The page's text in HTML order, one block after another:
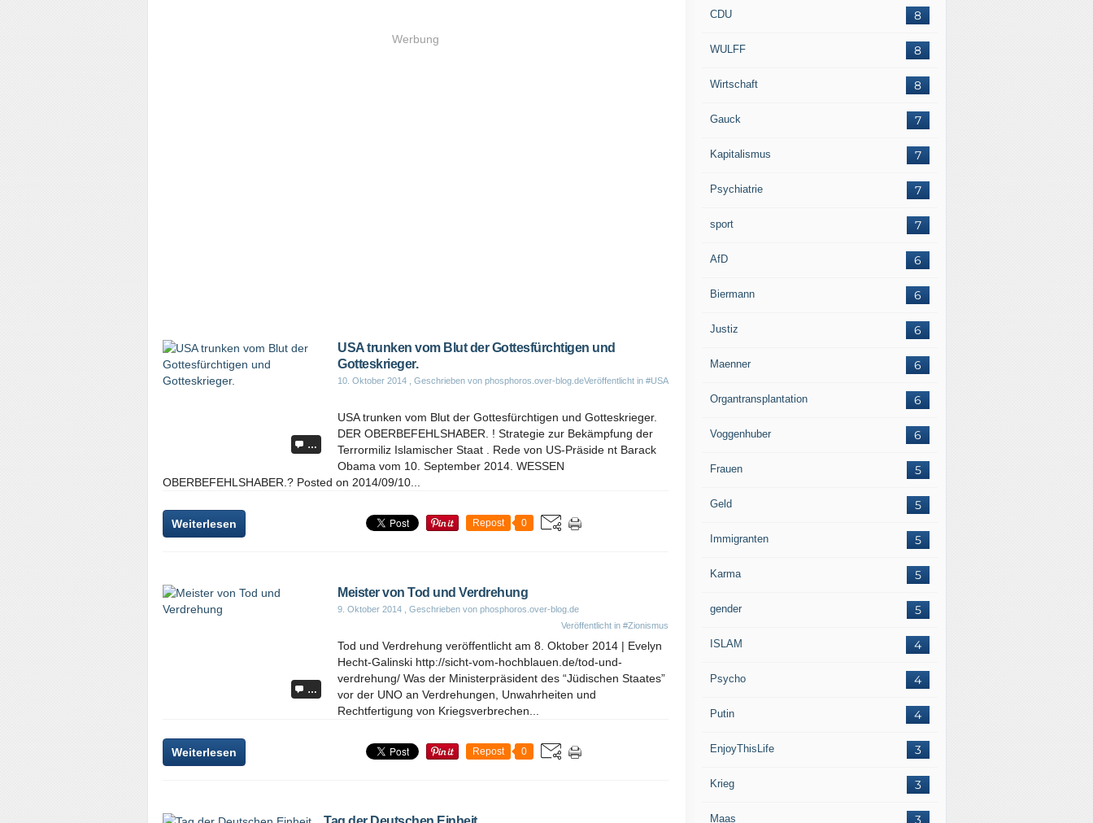
Werbung
…
USA trunken vom Blut der Gottesfürchtigen und
Gotteskrieger.
10. Oktober 2014 , Geschrieben von phosphoros.over-blog.deVeröffentlicht in #USA
USA trunken vom Blut der Gottesfürchtigen und Gotteskrieger.
DER OBERBEFEHLSHABER. ! Strategie zur Bekämpfung der
Terrormiliz Islamischer Staat . Rede von US-Präside nt Barack
Obama vom 10. September 2014. WESSEN
OBERBEFEHLSHABER.? Posted on 2014/09/10...
Weiterlesen Repost 0
…
Meister von Tod und Verdrehung
9. Oktober 2014 , Geschrieben von phosphoros.over-blog.de
Veröffentlicht in #Zionismus
Tod und Verdrehung veröffentlicht am 8. Oktober 2014 | Evelyn
Hecht-Galinski http://sicht-vom-hochblauen.de/tod-und-
verdrehung/ Was der Ministerpräsident des “Jüdischen Staates”
vor der UNO an Verdrehungen, Unwahrheiten und
Rechtfertigung von Kriegsverbrechen...
Weiterlesen Repost 0
8
CDU
8
WULFF
8
Wirtschaft
7
Gauck
7
Kapitalismus
7
Psychiatrie
7
sport
6
AfD
6
Biermann
6
Justiz
6
Maenner
6
Organtransplantation
6
Voggenhuber
5
Frauen
5
Geld
5
Immigranten
5
Karma
5
gender
4
ISLAM
4
Psycho
4
Putin
3
EnjoyThisLife
3
Krieg
3
Maas